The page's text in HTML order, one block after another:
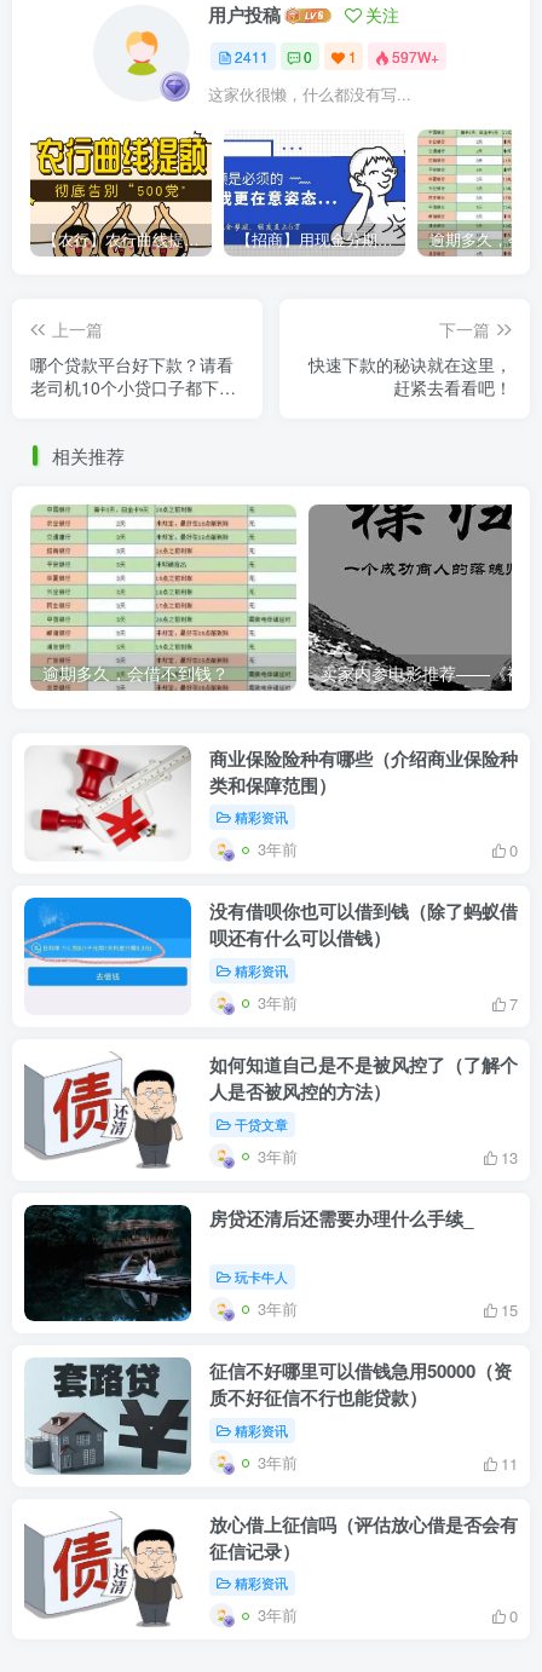
用户投稿 关注
2411 0 1 597W+
这家伙很懒，什么都没有写...
【农行】农行曲线提额，彻底告别“500党” 【招商】用现金分期提额，额度直上6万
上一篇
哪个贷款平台好下款？请看
老司机10个小贷口子都下款
下一篇
快速下款的秘诀就在这里，
赶紧去看看吧！
相关推荐
逾期多久，会借不到钱？
商业保险险种有哪些（介绍商业保险种
类和保障范围）
精彩资讯
3年前 0
没有借呗你也可以借到钱（除了蚂蚁借
呗还有什么可以借钱）
精彩资讯
3年前 7
如何知道自己是不是被风控了（了解个
人是否被风控的方法）
干贷文章
3年前 13
房贷还清后还需要办理什么手续_
玩卡牛人
3年前 15
征信不好哪里可以借钱急用50000（资
质不好征信不行也能贷款）
精彩资讯
3年前 11
放心借上征信吗（评估放心借是否会有
征信记录）
精彩资讯
3年前 0